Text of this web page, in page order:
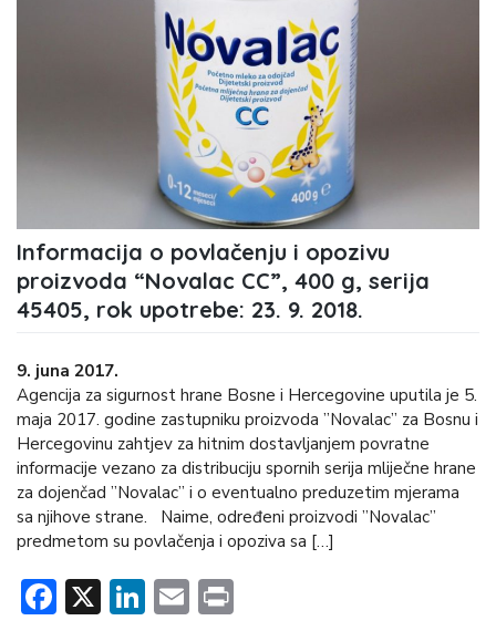
Informacija o povlačenju i opozivu
proizvoda “Novalac CC”, 400 g, serija
45405, rok upotrebe: 23. 9. 2018.
9. juna 2017.
Agencija za sigurnost hrane Bosne i Hercegovine uputila je 5.
maja 2017. godine zastupniku proizvoda ”Novalac” za Bosnu i
Hercegovinu zahtjev za hitnim dostavljanjem povratne
informacije vezano za distribuciju spornih serija mliječne hrane
za dojenčad ”Novalac” i o eventualno preduzetim mjerama
sa njihove strane. Naime, određeni proizvodi ”Novalac”
predmetom su povlačenja i opoziva sa […]
Facebook
X LinkedIn
Email